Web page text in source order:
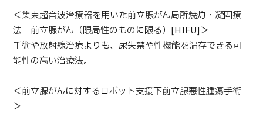
コンテンツピックアップ
お知らせ
運営会社
＜集束超音波治療器を用いた前立腺がん局所焼灼・凝固療
法 前立腺がん（限局性のものに限る）[HIFU]＞
手術や放射線治療よりも、尿失禁や性機能を温存できる可
能性の高い治療法。
＜前立腺がんに対するロボット支援下前立腺悪性腫瘍手術
＞